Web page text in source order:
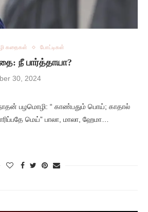
கதைகள் போட்டிகள்
நீ பார்த்தாயா?
30, 2024
பழமொழி: “ காண்பதும் பொய்; காதால்
மெய்” பாலா, மாலா, ஹேமா…